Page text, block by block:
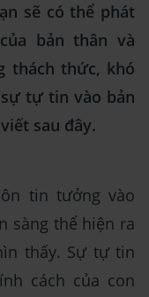
sẽ có thể phát
bản thân và
thách thức, khó
tự tin vào bản
sau đây.
tin tưởng vào
sàng thể hiện ra
thấy. Sự tự tin
cách của con